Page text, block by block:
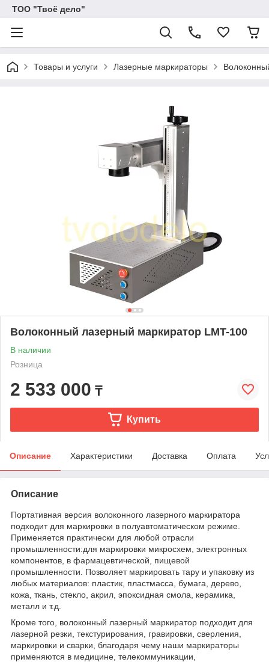
ТОО "Твоё дело"
Товары и услуги Лазерные маркираторы
Волоконный лазерный маркиратор LMT-100
В наличии
Розница
2 533 000 ₸
Купить
Описание Характеристики Доставка Оплата
Описание
Портативная версия волоконного лазерного маркиратора
подходит для маркировки в полуавтоматическом режиме.
Применяется практически для любой отрасли
промышленности:для маркировки микросхем, электронных
компонентов, в фармацевтической, пищевой
промышленности. Позволяет маркировать тару и упаковку из
любых материалов: пластик, пластмасса, бумага, дерево,
кожа, ткань, стекло, акрил, эпоксидная смола, керамика,
металл и т.д.
Кроме того, волоконный лазерный маркиратор подходит для
лазерной резки, текстурирования, гравировки, сверления,
маркировки и сварки, благодаря чему наши маркираторы
применяются в медицине, телекоммуникации,